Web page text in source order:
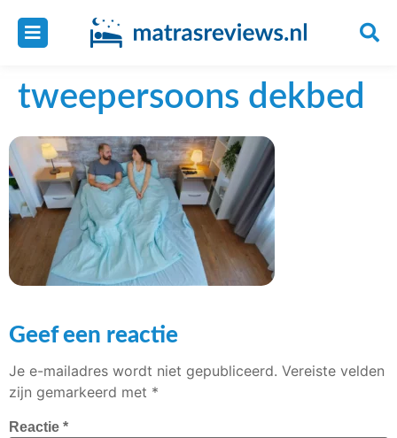
tweepersoons dekbed
Geef een reactie
Je e-mailadres wordt niet gepubliceerd. Vereiste velden
zijn gemarkeerd met *
Reactie *